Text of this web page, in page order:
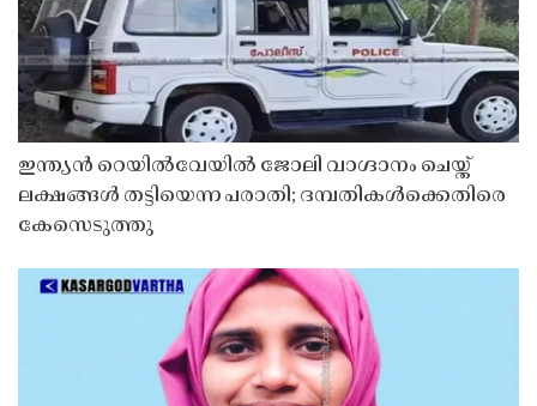
ഇന്ത്യൻ റെയിൽവേയിൽ ജോലി വാഗ്ദാനം ചെയ്ത്
ലക്ഷങ്ങൾ തട്ടിയെന്ന പരാതി; ദമ്പതികൾക്കെതിരെ
കേസെടുത്തു